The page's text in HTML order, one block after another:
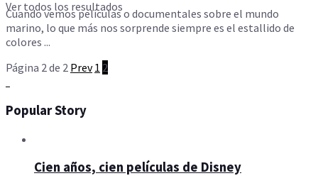
Ver todos los resultados
Cuando vemos películas o documentales sobre el mundo
marino, lo que más nos sorprende siempre es el estallido de
colores ...
Página 2 de 2 Prev 1 2
Popular Story
Cien años, cien películas de Disney